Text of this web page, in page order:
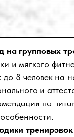
на групповых
и мягкого
до 8 человек на
и
по
тренировок